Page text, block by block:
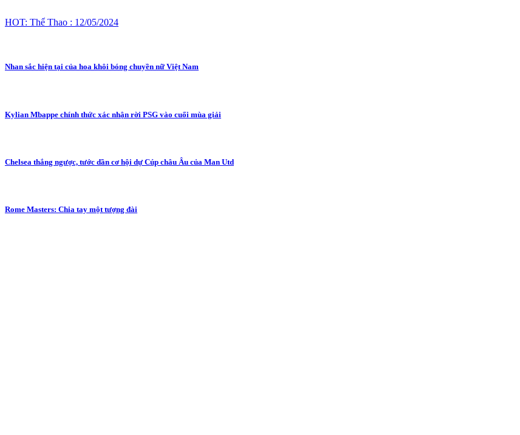
HOT: Thể Thao : 12/05/2024
Nhan sắc hiện tại của hoa khôi bóng chuyền nữ Việt Nam
Kylian Mbappe chính thức xác nhận rời PSG vào cuối mùa giải
Chelsea thắng ngược, tước dần cơ hội dự Cúp châu Âu của Man Utd
Rome Masters: Chia tay một tượng đài